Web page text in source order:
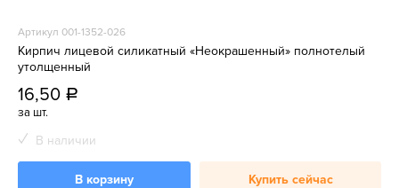
Артикул 001-1352-026
Кирпич лицевой силикатный «Неокрашенный» полнотелый
утолщенный
16,50 a
за шт.
В наличии
В корзину Купить сейчас